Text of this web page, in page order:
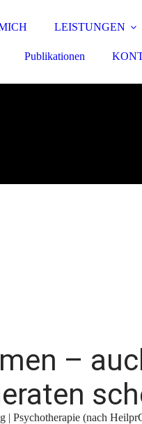
LEISTUNGEN
Publikationen
–
| Psychotherapie (nach